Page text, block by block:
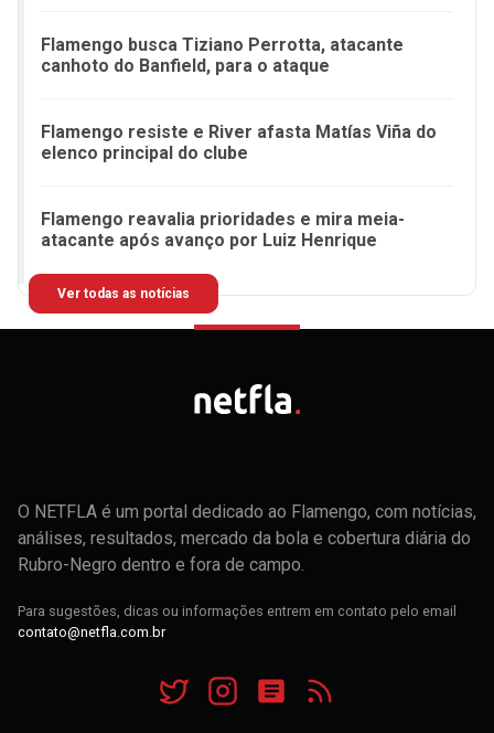
Flamengo busca Tiziano Perrotta, atacante
canhoto do Banfield, para o ataque
Flamengo resiste e River afasta Matías Viña do
elenco principal do clube
Flamengo reavalia prioridades e mira meia-
atacante após avanço por Luiz Henrique
Ver todas as notícias
O NETFLA é um portal dedicado ao Flamengo, com notícias,
análises, resultados, mercado da bola e cobertura diária do
Rubro-Negro dentro e fora de campo.
Para sugestões, dicas ou informações entrem em contato pelo email
contato@netfla.com.br